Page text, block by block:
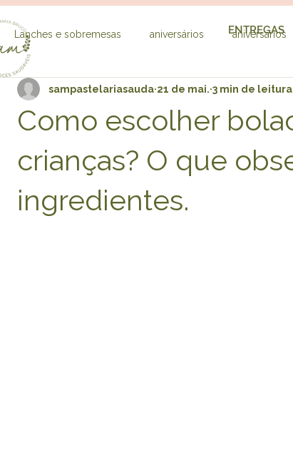
ENTREGAS
Lanches e sobremesas aniversários aniversários
Como escolher
crianças? O que
ingredientes.
sampastelariasauda 21 de mai. 3 min de leitura